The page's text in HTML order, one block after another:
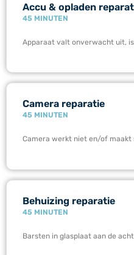
Accu & opladen
45 MINUTEN
Apparaat valt onverwacht uit,
Camera reparatie
45 MINUTEN
Camera werkt niet en/of maakt
Behuizing reparatie
45 MINUTEN
Barsten in glasplaat aan de